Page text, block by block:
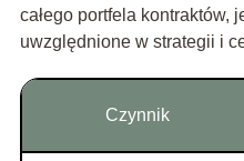
całego portfela kontraktów,
uwzględnione w strategii i
Czynnik